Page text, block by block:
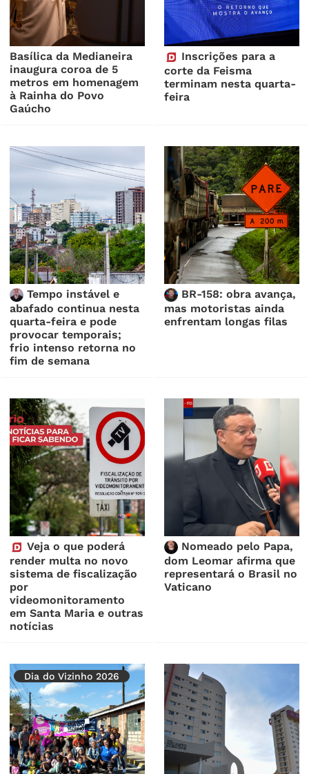
Basílica da Medianeira
inaugura coroa de 5
metros em homenagem
à Rainha do Povo
Gaúcho
Inscrições para a
corte da Feisma
terminam nesta quarta-
feira
Tempo instável e
abafado continua nesta
quarta-feira e pode
provocar temporais;
frio intenso retorna no
fim de semana
BR-158: obra avança,
mas motoristas ainda
enfrentam longas filas
Veja o que poderá
render multa no novo
sistema de fiscalização
por
videomonitoramento
em Santa Maria e outras
notícias
Nomeado pelo Papa,
dom Leomar afirma que
representará o Brasil no
Vaticano
Dia do Vizinho 2026